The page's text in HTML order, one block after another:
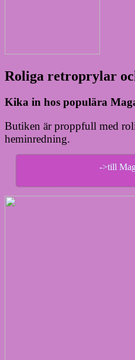
Roliga retroprylar
Kika in hos populära
Butiken är proppfull med
heminredning.
->till